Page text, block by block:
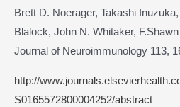
Brett D. Noerager, Takashi
Blalock, John N. Whitaker,
Journal of Neuroimmunology 113,
http://
S0165572800004252/abstract